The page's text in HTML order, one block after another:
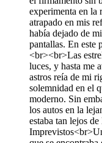
experimenta en la
atrapado en mis
había dejado de
pantallas. En este
<br><br>Las
luces, y hasta me
astros reía de mi
solemnidad en el
moderno. Sin
los autos en la
estaba tan lejos